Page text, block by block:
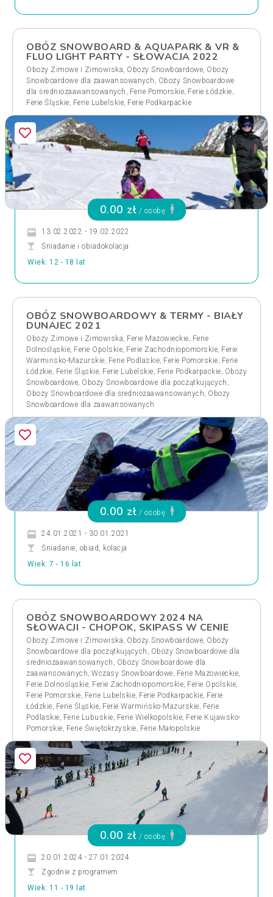
OBÓZ SNOWBOARD & AQUAPARK & VR &
FLUO LIGHT PARTY - SŁOWACJA 2022
Obozy Zimowe i Zimowiska, Obozy Snowboardowe, Obozy
Snowboardowe dla zaawansowanych , Obozy Snowboardowe
dla średniozaawansowanych , Ferie Pomorskie, Ferie Łódzkie,
Ferie Śląskie, Ferie Lubelskie, Ferie Podkarpackie
0.00 zł / osobę
13.02.2022 - 19.02.2022
Śniadanie i obiadokolacja
Wiek: 12 - 18 lat
OBÓZ SNOWBOARDOWY & TERMY - BIAŁY
DUNAJEC 2021
Obozy Zimowe i Zimowiska, Ferie Mazowieckie, Ferie
Dolnośląskie, Ferie Opolskie, Ferie Zachodniopomorskie, Ferie
Warmińsko-Mazurskie, Ferie Podlaskie, Ferie Pomorskie, Ferie
Łódzkie, Ferie Śląskie, Ferie Lubelskie, Ferie Podkarpackie, Obozy
Snowboardowe, Obozy Snowboardowe dla początkujących ,
Obozy Snowboardowe dla średniozaawansowanych, Obozy
Snowboardowe dla zaawansowanych
0.00 zł / osobę
24.01.2021 - 30.01.2021
Śniadanie, obiad, kolacja
Wiek: 7 - 16 lat
OBÓZ SNOWBOARDOWY 2024 NA
SŁOWACJI - CHOPOK, SKIPASS W CENIE
Obozy Zimowe i Zimowiska, Obozy Snowboardowe, Obozy
Snowboardowe dla początkujących , Obozy Snowboardowe dla
średniozaawansowanych , Obozy Snowboardowe dla
zaawansowanych, Wczasy Snowboardowe, Ferie Mazowieckie,
Ferie Dolnośląskie, Ferie Zachodniopomorskie, Ferie Opolskie,
Ferie Pomorskie, Ferie Lubelskie, Ferie Podkarpackie, Ferie
Łódzkie, Ferie Śląskie, Ferie Warmińsko-Mazurskie, Ferie
Podlaskie, Ferie Lubuskie, Ferie Wielkopolskie, Ferie Kujawsko-
Pomorskie, Ferie Świętokrzyskie, Ferie Małopolskie
0.00 zł / osobę
20.01.2024 - 27.01.2024
Zgodnie z programem
Wiek: 11 - 19 lat